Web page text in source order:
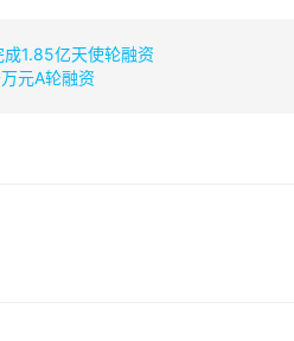
1.85亿天使轮融资
元A轮融资